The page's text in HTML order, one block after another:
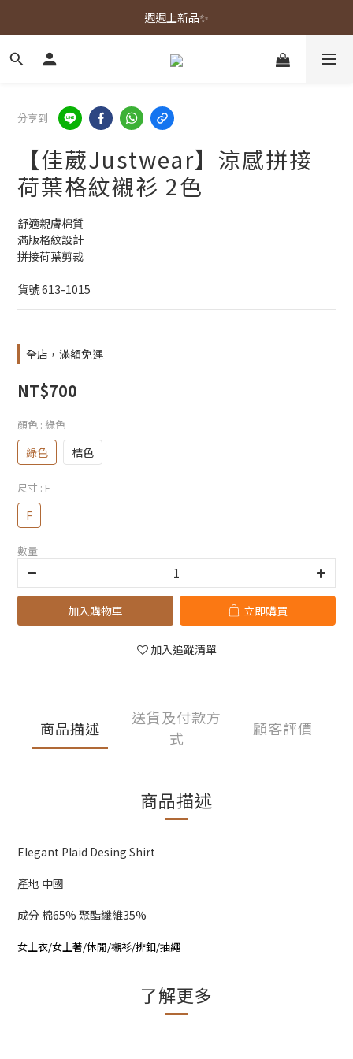
春夏新品上市🌿
週週上新品✨
春夏新品上市🌿
分享到
【佳葳Justwear】涼感拼接
荷葉格紋襯衫 2色
舒適親膚棉質
滿版格紋設計
拼接荷葉剪裁
貨號 613-1015
全店，滿額免運
NT$700
顏色 : 綠色
綠色 桔色
尺寸 : F
F
數量
加入購物車 立即購買
加入追蹤清單
商品描述
送貨及付款方
式
顧客評價
商品描述
Elegant Plaid Desing Shirt
產地 中國
成分 棉65% 聚酯纖維35%
女上衣/女上著/休閒/襯衫/排釦/抽繩
了解更多